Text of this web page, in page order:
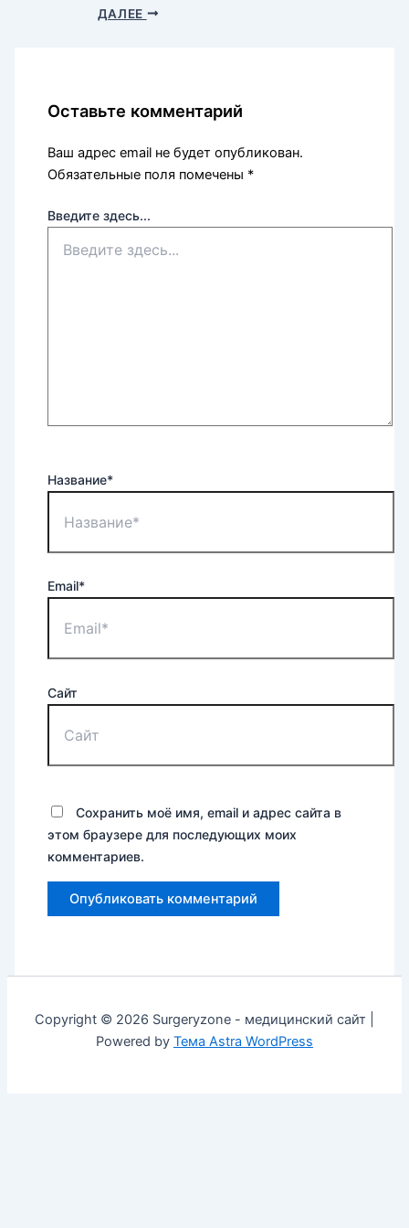
ДАЛЕЕ
Оставьте комментарий
Ваш адрес email не будет опубликован.
Обязательные поля помечены *
Введите здесь...
Название*
Email*
Сайт
Сохранить моё имя, email и адрес сайта в
этом браузере для последующих моих
комментариев.
Copyright © 2026 Surgeryzone - медицинский сайт |
Powered by Тема Astra WordPress